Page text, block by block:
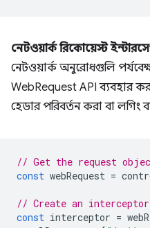
নেটওয়ার্ক রিকোয়েস্ট
নেটওয়ার্ক অনুরোধগুলি
WebRequest API ব্যবহার
হেডার পরিবর্তন করা বা লগিং
// Get the request
const webRequest =
// Create an
const interceptor =